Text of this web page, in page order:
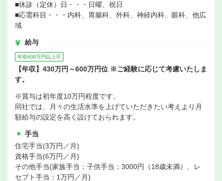
■休診（定休）日・・・日曜、祝日
■応需科目・・・内科、胃腸科、外科、神経内科、眼科、他広
域
給与
年収600万円以上可
【年収】430万円～600万円位 ※ご経験に応じて考慮いたしま
す。
※賞与は初年度10万円程度です。
同社では、月々の生活水準を上げていただきたい考えより月
額給与の設定を高く設けておられます。
手当
住宅手当(3万円／月)
資格手当(6万円／月)
その他手当(家族手当：子供手当：3000円（18歳未満）、レ
セプト手当：1万円／月)